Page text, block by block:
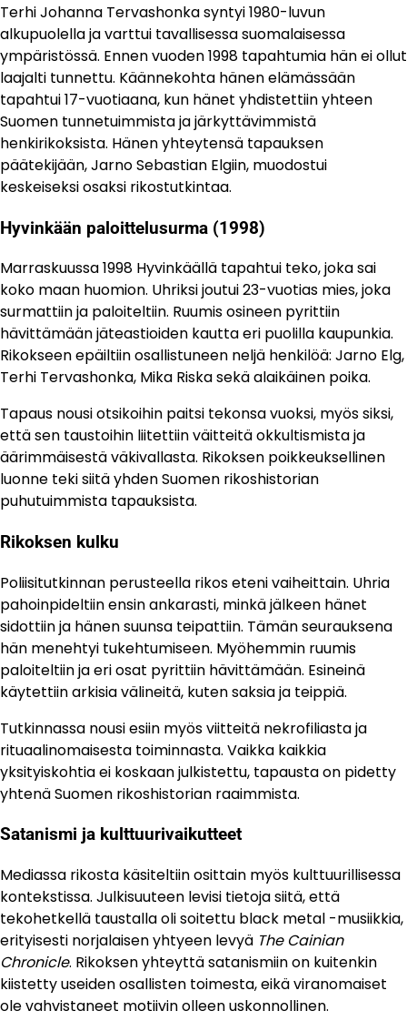
Terhi Johanna Tervashonka syntyi 1980-luvun
alkupuolella ja varttui tavallisessa suomalaisessa
ympäristössä. Ennen vuoden 1998 tapahtumia hän ei ollut
laajalti tunnettu. Käännekohta hänen elämässään
tapahtui 17-vuotiaana, kun hänet yhdistettiin yhteen
Suomen tunnetuimmista ja järkyttävimmistä
henkirikoksista. Hänen yhteytensä tapauksen
päätekijään, Jarno Sebastian Elgiin, muodostui
keskeiseksi osaksi rikostutkintaa.
Hyvinkään paloittelusurma (1998)
Marraskuussa 1998 Hyvinkäällä tapahtui teko, joka sai
koko maan huomion. Uhriksi joutui 23-vuotias mies, joka
surmattiin ja paloiteltiin. Ruumis osineen pyrittiin
hävittämään jäteastioiden kautta eri puolilla kaupunkia.
Rikokseen epäiltiin osallistuneen neljä henkilöä: Jarno Elg,
Terhi Tervashonka, Mika Riska sekä alaikäinen poika.
Tapaus nousi otsikoihin paitsi tekonsa vuoksi, myös siksi,
että sen taustoihin liitettiin väitteitä okkultismista ja
äärimmäisestä väkivallasta. Rikoksen poikkeuksellinen
luonne teki siitä yhden Suomen rikoshistorian
puhutuimmista tapauksista.
Rikoksen kulku
Poliisitutkinnan perusteella rikos eteni vaiheittain. Uhria
pahoinpideltiin ensin ankarasti, minkä jälkeen hänet
sidottiin ja hänen suunsa teipattiin. Tämän seurauksena
hän menehtyi tukehtumiseen. Myöhemmin ruumis
paloiteltiin ja eri osat pyrittiin hävittämään. Esineinä
käytettiin arkisia välineitä, kuten saksia ja teippiä.
Tutkinnassa nousi esiin myös viitteitä nekrofiliasta ja
rituaalinomaisesta toiminnasta. Vaikka kaikkia
yksityiskohtia ei koskaan julkistettu, tapausta on pidetty
yhtenä Suomen rikoshistorian raaimmista.
Satanismi ja kulttuurivaikutteet
Mediassa rikosta käsiteltiin osittain myös kulttuurillisessa
kontekstissa. Julkisuuteen levisi tietoja siitä, että
tekohetkellä taustalla oli soitettu black metal -musiikkia,
erityisesti norjalaisen yhtyeen levyä The Cainian
Chronicle. Rikoksen yhteyttä satanismiin on kuitenkin
kiistetty useiden osallisten toimesta, eikä viranomaiset
ole vahvistaneet motiivin olleen uskonnollinen.